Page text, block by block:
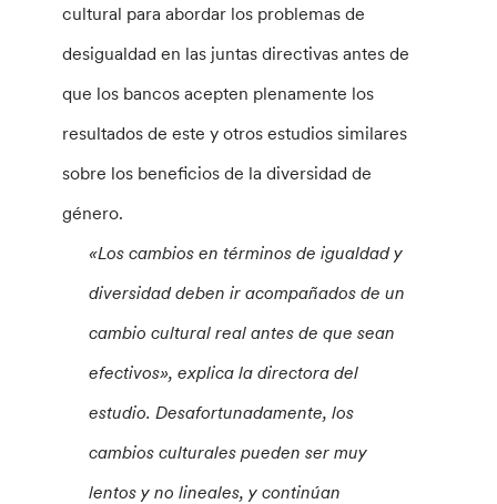
cultural para abordar los problemas de
desigualdad en las juntas directivas antes de
que los bancos acepten plenamente los
resultados de este y otros estudios similares
sobre los beneficios de la diversidad de
género.
«Los cambios en términos de igualdad y
diversidad deben ir acompañados de un
cambio cultural real antes de que sean
efectivos», explica la directora del
estudio. Desafortunadamente, los
cambios culturales pueden ser muy
lentos y no lineales, y continúan